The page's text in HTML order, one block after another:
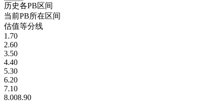
历史各PB区间
当前PB所在区间
估值等分线
1.70
2.60
3.50
4.40
5.30
6.20
7.10
8.008.90